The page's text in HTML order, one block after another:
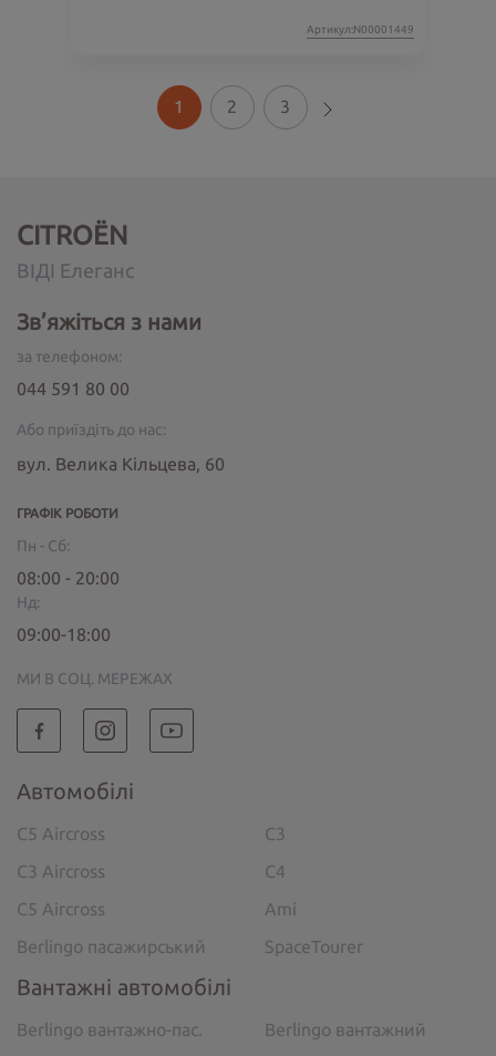
Артикул:N00001449
1 2 3
CITROËN
ВІДІ Елеганс
Зв’яжіться з нами
за телефоном:
044 591 80 00
Або приїздіть до нас:
вул. Велика Кільцева, 60
ГРАФІК РОБОТИ
Пн - Сб:
08:00 - 20:00
Нд:
09:00-18:00
МИ В СОЦ. МЕРЕЖАХ
Автомобілі
C5 Aircross
C3
C3 Aircross
C4
C5 Aircross
Ami
Berlingo пасажирський
SpaceTourer
Вантажні автомобілі
Berlingo вантажно-пас.
Berlingo вантажний